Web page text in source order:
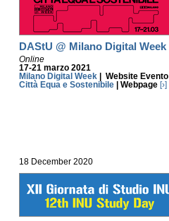
DAStU @ Milano Digital Week
Online
17-21 marzo 2021
Milano Digital Week | Website Evento
Città Equa e Sostenibile
| Webpage [›]
18 December 2020